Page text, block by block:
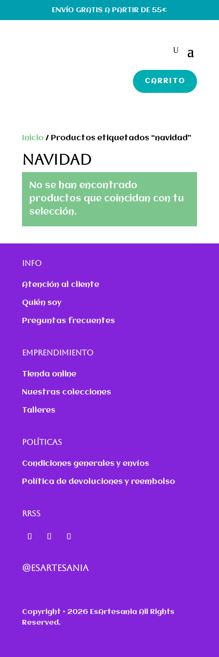
ENVÍO GRATIS A PARTIR DE 55€
CARRITO
Inicio/ Productos etiquetados “navidad”
NAVIDAD
No se han encontrado
productos que coincidan con tu
selección.
INFO
Atención al cliente
Quién soy
Preguntas frecuentes
EMPRENDIMIENTO
Tienda online
Nuestras colecciones
Talleres
POLÍTICAS
Condiciones generales y envíos
Política de devoluciones y reembolso
RRSS
@ESARTESANIA
Copyright © 2026 EsArtesania All Rights
Reserved.